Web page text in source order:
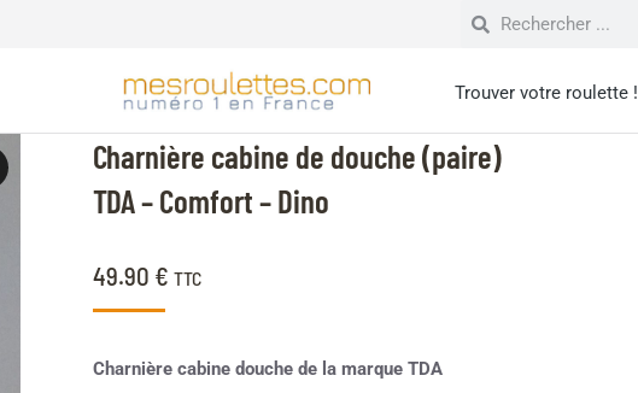
Trouver votre roulette !
Charnière cabine de douche (paire)
TDA – Comfort – Dino
49.90 € TTC
Charnière cabine douche de la marque TDA